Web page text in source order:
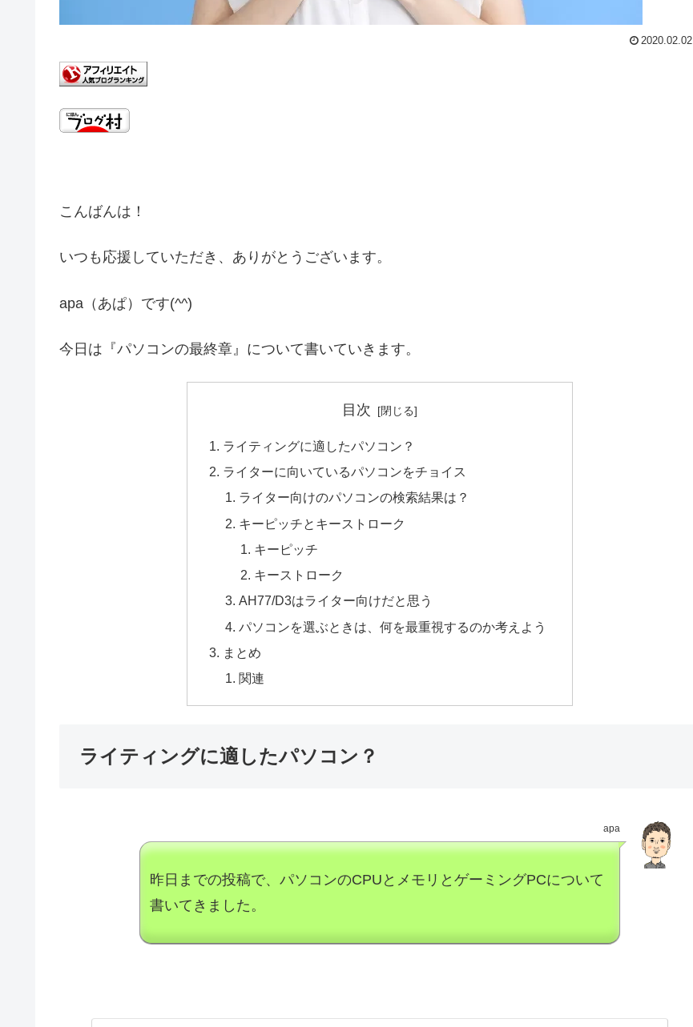
2020.02.02
こんばんは！
いつも応援していただき、ありがとうございます。
apa（あぱ）です(^^)
今日は『パソコンの最終章』について書いていきます。
目次
ライティングに適したパソコン？
ライターに向いているパソコンをチョイス
ライター向けのパソコンの検索結果は？
キーピッチとキーストローク
キーピッチ
キーストローク
AH77/D3はライター向けだと思う
パソコンを選ぶときは、何を最重視するのか考えよう
まとめ
関連
ライティングに適したパソコン？
apa
昨日までの投稿で、パソコンのCPUとメモリとゲーミングPCについて
書いてきました。